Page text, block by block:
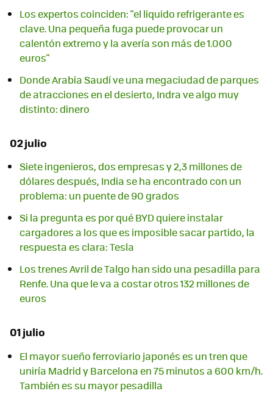
Los expertos coinciden: "el liquido refrigerante es
clave. Una pequeña fuga puede provocar un
calentón extremo y la avería son más de 1.000
euros"
Donde Arabia Saudí ve una megaciudad de parques
de atracciones en el desierto, Indra ve algo muy
distinto: dinero
02 julio
Siete ingenieros, dos empresas y 2,3 millones de
dólares después, India se ha encontrado con un
problema: un puente de 90 grados
Si la pregunta es por qué BYD quiere instalar
cargadores a los que es imposible sacar partido, la
respuesta es clara: Tesla
Los trenes Avril de Talgo han sido una pesadilla para
Renfe. Una que le va a costar otros 132 millones de
euros
01 julio
El mayor sueño ferroviario japonés es un tren que
uniría Madrid y Barcelona en 75 minutos a 600 km/h.
También es su mayor pesadilla